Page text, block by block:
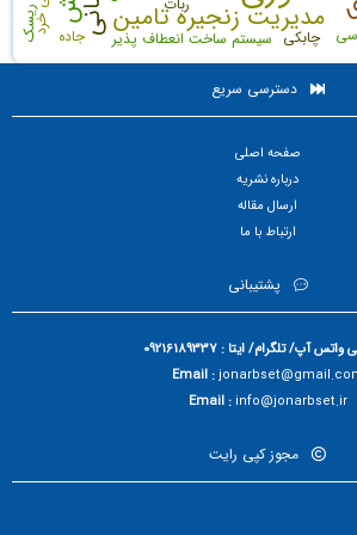
مدیریت زنجیره تامین
سیستم ساخت انعطاف پذیر چابکی ریسک جاده
دسترسی سریع
صفحه اصلی
درباره نشریه
ارسال مقاله
ارتباط با ما
پشتیبانی
آپ/ تلگرام/ ایتا : 09216189337
Email :
Email :info@jonarbset.ir
مجوز کپی رایت